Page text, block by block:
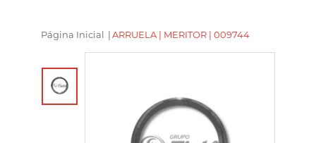
Página Inicial | ARRUELA | MERITOR | 009744